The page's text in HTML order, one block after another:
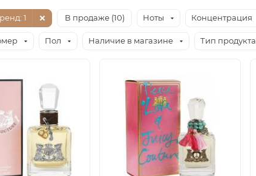
: 1 В продаже (10) Ноты Концентрация
Пол Наличие в магазине Тип продукта